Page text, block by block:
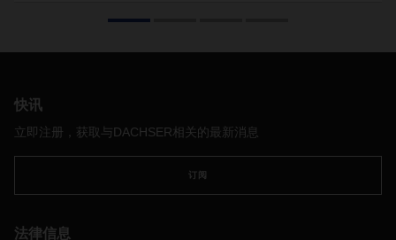
快讯
立即注册，获取与DACHSER相关的最新消息
订阅
法律信息